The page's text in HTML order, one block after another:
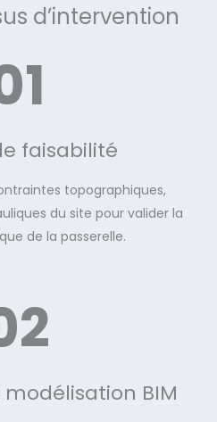
d’intervention
faisabilité
topographiques,
du site pour valider la
de la passerelle.
BIM